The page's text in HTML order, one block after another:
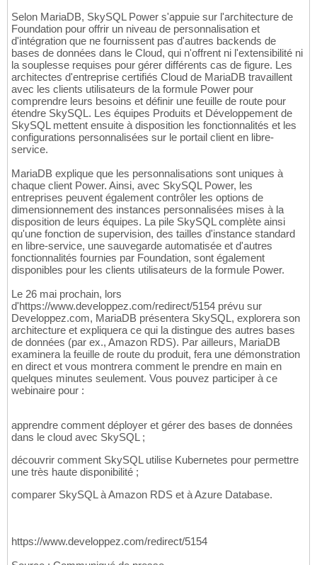
Selon MariaDB, SkySQL Power s'appuie sur l'architecture de
Foundation pour offrir un niveau de personnalisation et
d'intégration que ne fournissent pas d'autres backends de
bases de données dans le Cloud, qui n'offrent ni l'extensibilité ni
la souplesse requises pour gérer différents cas de figure. Les
architectes d'entreprise certifiés Cloud de MariaDB travaillent
avec les clients utilisateurs de la formule Power pour
comprendre leurs besoins et définir une feuille de route pour
étendre SkySQL. Les équipes Produits et Développement de
SkySQL mettent ensuite à disposition les fonctionnalités et les
configurations personnalisées sur le portail client en libre-
service.
MariaDB explique que les personnalisations sont uniques à
chaque client Power. Ainsi, avec SkySQL Power, les
entreprises peuvent également contrôler les options de
dimensionnement des instances personnalisées mises à la
disposition de leurs équipes. La pile SkySQL complète ainsi
qu'une fonction de supervision, des tailles d'instance standard
en libre-service, une sauvegarde automatisée et d'autres
fonctionnalités fournies par Foundation, sont également
disponibles pour les clients utilisateurs de la formule Power.
Le 26 mai prochain, lors
d'https://www.developpez.com/redirect/5154 prévu sur
Developpez.com, MariaDB présentera SkySQL, explorera son
architecture et expliquera ce qui la distingue des autres bases
de données (par ex., Amazon RDS). Par ailleurs, MariaDB
examinera la feuille de route du produit, fera une démonstration
en direct et vous montrera comment le prendre en main en
quelques minutes seulement. Vous pouvez participer à ce
webinaire pour :
apprendre comment déployer et gérer des bases de données
dans le cloud avec SkySQL ;
découvrir comment SkySQL utilise Kubernetes pour permettre
une très haute disponibilité ;
comparer SkySQL à Amazon RDS et à Azure Database.
https://www.developpez.com/redirect/5154